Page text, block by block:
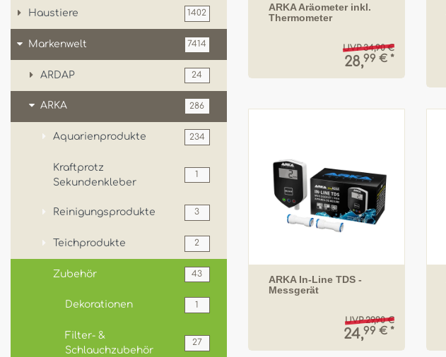
Haustiere 1402
Markenwelt 7414
ARDAP 24
ARKA 286
Aquarienprodukte 234
Kraftprotz
Sekundenkleber
1
Reinigungsprodukte 3
Teichprodukte 2
Zubehör 43
Dekorationen 1
Filter- &
Schlauchzubehör
27
ARKA Aräometer inkl.
Thermometer
UVP 34,90 €
28,99 € *
ARKA In-Line TDS -
Messgerät
UVP 29,90 €
24,99 € *